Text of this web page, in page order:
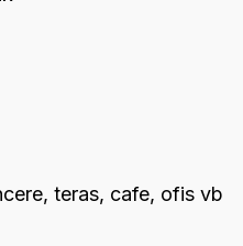
teras, cafe, ofis vb